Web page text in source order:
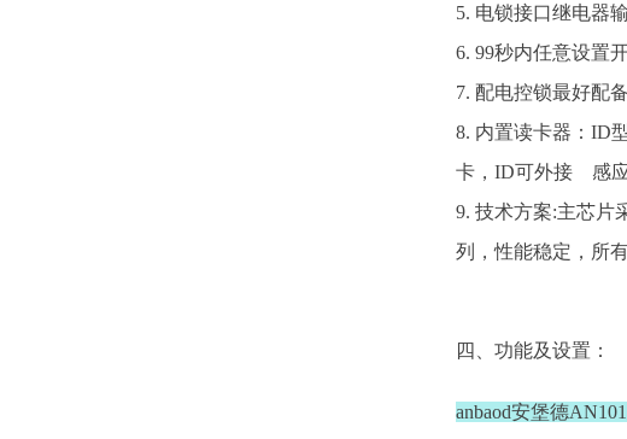
5. 电锁接口继电器
6. 99秒内任意设置
7. 配电控锁最好配
8. 内置读卡器：ID
卡，ID可外接 感
9. 技术方案:主芯片
列，性能稳定，所
四、功能及设置：
anbaod安堡德